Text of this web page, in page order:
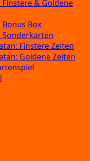
Finstere & Goldene
Bonus Box
Sonderkarten
Finstere Zeiten
Goldene Zeiten